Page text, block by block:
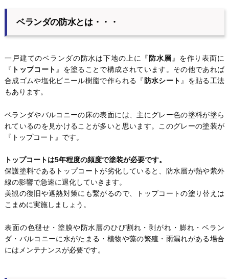
ベランダの防水とは・・・
一戸建てのベランダの防水は下地の上に『 防水層』を作り表面に
『 トップコート』を塗ることで構成されています。その他であれば
合成ゴムや塩化ビニール樹脂で作られる『 防水シート』を貼る工法
もあります。
ベランダやバルコニーの床の表面には、主にグレー色の塗料が塗ら
れているのを見かけることが多いと思います。このグレーの塗装が
『トップコート』です。
トップコートは5年程度の頻度で塗装が必要です。
保護塗料であるトップコートが劣化していると、防水層が熱や紫外
線の影響で急速に退化していきます。
美観の復旧や遮熱対策にも繋がるので、トップコートの塗り替えは
こまめに実施しましょう。
表面の色褪せ・塗膜や防水層のひび割れ・剥がれ・膨れ・ベラン
ダ・バルコニーに水がたまる・植物や藻の繁殖・雨漏れがある場合
にはメンテナンスが必要です。